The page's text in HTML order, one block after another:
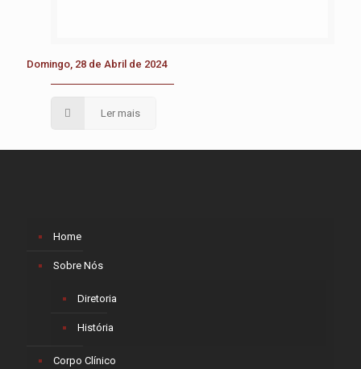
Domingo, 28 de Abril de 2024
Ler mais
Home
Sobre Nós
Diretoria
História
Corpo Clínico